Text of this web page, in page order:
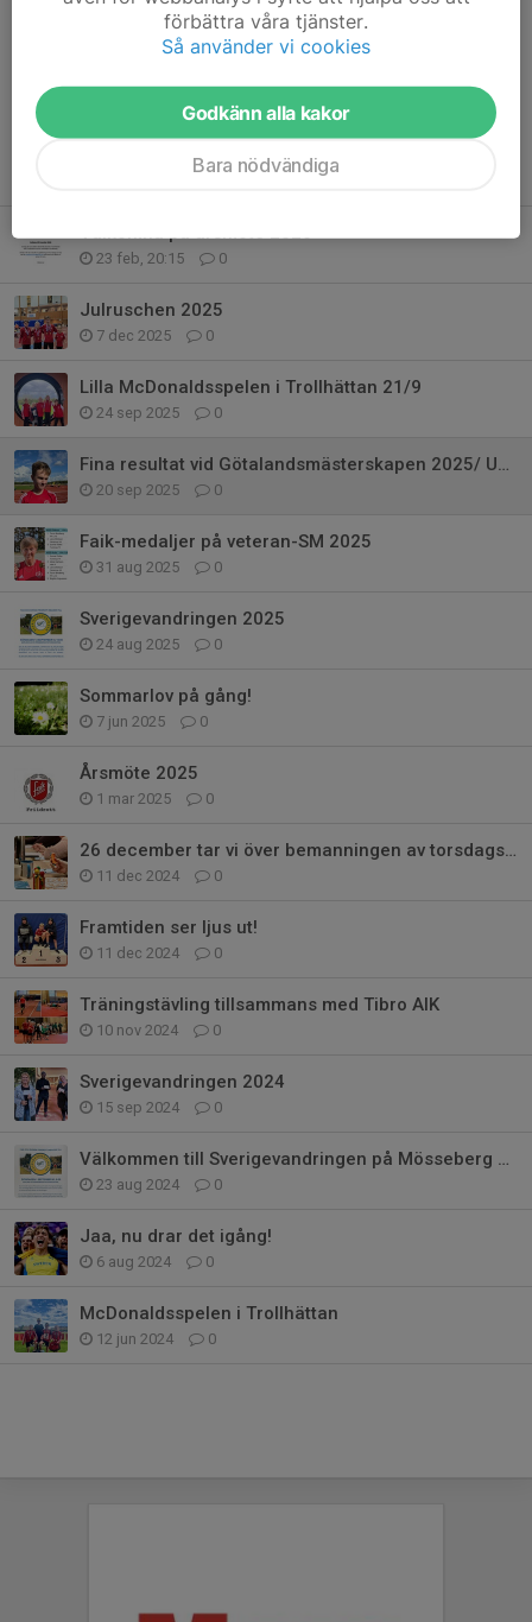
23 feb, 20:15 0
Julruschen 2025
7 dec 2025 0
Lilla McDonaldsspelen i Trollhättan 21/9
24 sep 2025 0
Fina resultat vid Götalandsmästerskapen 2025/ USM för 13-14 åringar
20 sep 2025 0
Faik-medaljer på veteran-SM 2025
31 aug 2025 0
Sverigevandringen 2025
24 aug 2025 0
Sommarlov på gång!
7 jun 2025 0
Årsmöte 2025
1 mar 2025 0
26 december tar vi över bemanningen av torsdagsbingon
11 dec 2024 0
Framtiden ser ljus ut!
11 dec 2024 0
Träningstävling tillsammans med Tibro AIK
10 nov 2024 0
Sverigevandringen 2024
15 sep 2024 0
Välkommen till Sverigevandringen på Mösseberg 1/9
23 aug 2024 0
Jaa, nu drar det igång!
6 aug 2024 0
McDonaldsspelen i Trollhättan
12 jun 2024 0
förbättra våra tjänster.
Så använder vi cookies
Godkänn alla kakor
Bara nödvändiga